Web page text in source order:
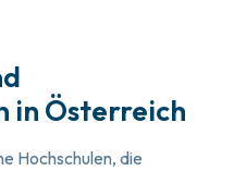
in Österreich
Hochschulen, die